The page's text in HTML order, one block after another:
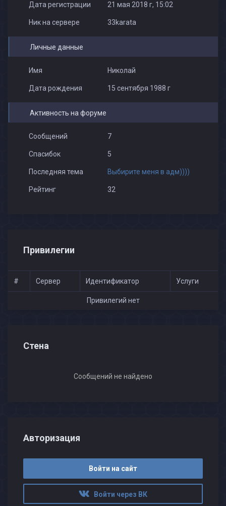
Дата регистрации 21 мая 2018 г, 15:02
Ник на сервере 33karata
Личные данные
Имя Николай
Дата рождения 15 сентября 1988 г
Активность на форуме
Сообщений 7
Спасибок 5
Последняя тема Выбирите меня в адм))))
Рейтинг 32
Привилегии
# Сервер Идентификатор Услуги
Привилегий нет
Стена
Сообщений не найдено
Авторизация
Войти на сайт
Войти через ВК